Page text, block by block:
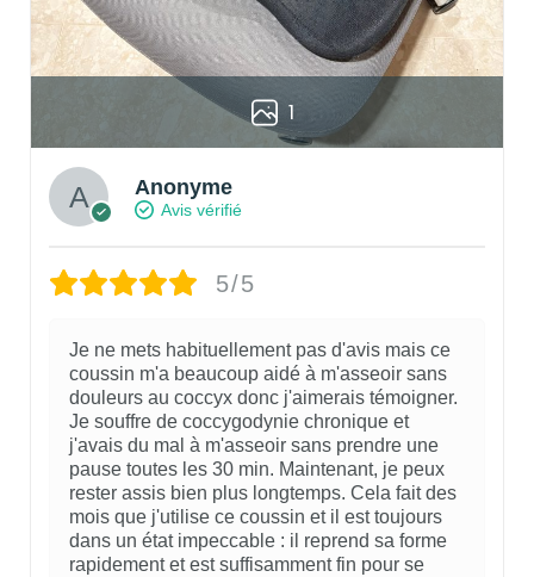
1
Anonyme
Avis vérifié
5/5
Je ne mets habituellement pas d'avis mais ce
coussin m'a beaucoup aidé à m'asseoir sans
douleurs au coccyx donc j'aimerais témoigner.
Je souffre de coccygodynie chronique et
j'avais du mal à m'asseoir sans prendre une
pause toutes les 30 min. Maintenant, je peux
rester assis bien plus longtemps. Cela fait des
mois que j'utilise ce coussin et il est toujours
dans un état impeccable : il reprend sa forme
rapidement et est suffisamment fin pour se